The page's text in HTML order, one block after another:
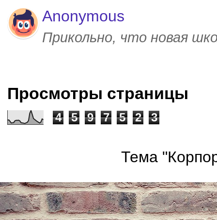
Anonymous
Прикольно, что новая
Просмотры страницы
4 5 9 7 5 2 3
Тема